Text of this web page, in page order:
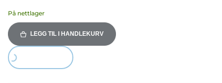
På nettlager
LEGG TIL I HANDLEKURV
Loading...